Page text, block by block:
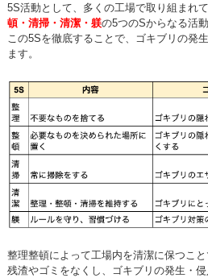
5S活動として、多くの工場で取り組まれ
頓・清掃・清潔・躾の5つのSからなる活
この5Sを徹底することで、ゴキブリの発
ます。
整理整頓によって工場内を清潔に保つこ
残渣やゴミをなくし、ゴキブリの発生・